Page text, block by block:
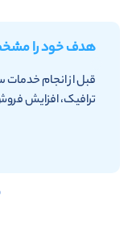
قبل از انجام
ترافیک، افزایش
هدف خود را